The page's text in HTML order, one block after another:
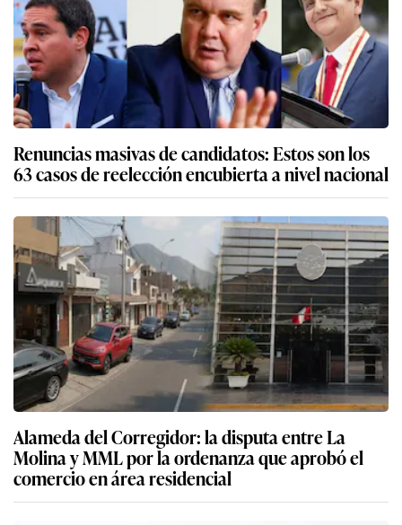
Renuncias masivas de candidatos: Estos son los
63 casos de reelección encubierta a nivel nacional
Alameda del Corregidor: la disputa entre La
Molina y MML por la ordenanza que aprobó el
comercio en área residencial